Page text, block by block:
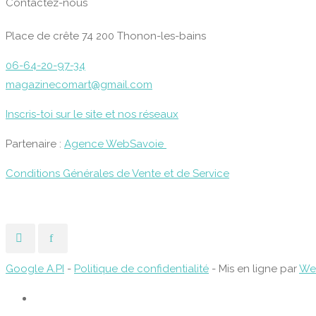
Contactez-nous
Place de crête 74 200 Thonon-les-bains
06-64-20-97-34
magazinecomart@gmail.com
Inscris-toi sur le site et nos réseaux
Partenaire : Agence WebSavoie
Conditions Générales de Vente et de Service
Google A.PI - Politique de confidentialité - Mis en ligne par